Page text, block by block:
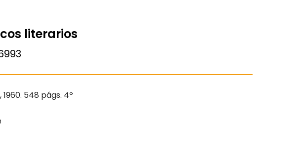
literarios
548 págs. 4º